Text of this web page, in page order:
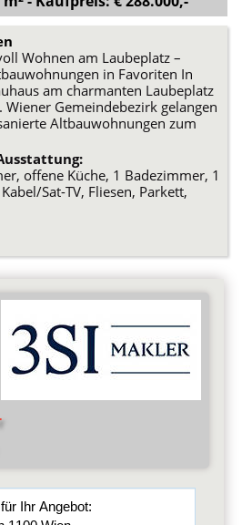
Wohnen am Laubeplatz –
in Favoriten In
am charmanten Laubeplatz
Gemeindebezirk gelangen
Altbauwohnungen zum
offene Küche, 1 Badezimmer, 1
Sat-TV, Fliesen, Parkett,